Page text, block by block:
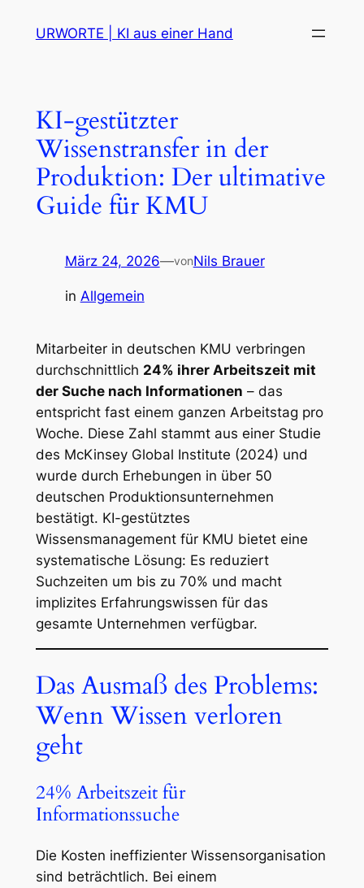
InhaltURWORTE | KI aus einer Hand
KI-gestützter
Wissenstransfer in der
Produktion: Der ultimative
Guide für KMU
März 24, 2026—vonNils Brauer
in Allgemein
Mitarbeiter in deutschen KMU verbringen
durchschnittlich 24% ihrer Arbeitszeit mit
der Suche nach Informationen – das
entspricht fast einem ganzen Arbeitstag pro
Woche. Diese Zahl stammt aus einer Studie
des McKinsey Global Institute (2024) und
wurde durch Erhebungen in über 50
deutschen Produktionsunternehmen
bestätigt. KI-gestütztes
Wissensmanagement für KMU bietet eine
systematische Lösung: Es reduziert
Suchzeiten um bis zu 70% und macht
implizites Erfahrungswissen für das
gesamte Unternehmen verfügbar.
Das Ausmaß des Problems:
Wenn Wissen verloren
geht
24% Arbeitszeit für
Informationssuche
Die Kosten ineffizienter Wissensorganisation
sind beträchtlich. Bei einem